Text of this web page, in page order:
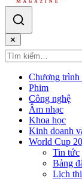
✕
Chương
Phim
Công nghệ
Âm nhạc
Khoa học
Kinh doanh
World Cup
Tin tức
Bảng
Lịch